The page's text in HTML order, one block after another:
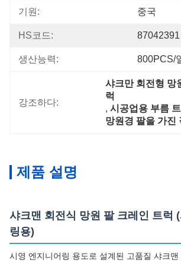
기원: 중국
HS코드: 87042391
생산능력: 800PCS/
강조하다:
샤크만 회전형 망
럭
, 시공업용 부름
망원경 팔을 가진
제품 설명
샤크맨 회전식 망원 팔 크레인 트럭
링용)
시영 엔지니어링 용도로 설계된 고품질 샤크